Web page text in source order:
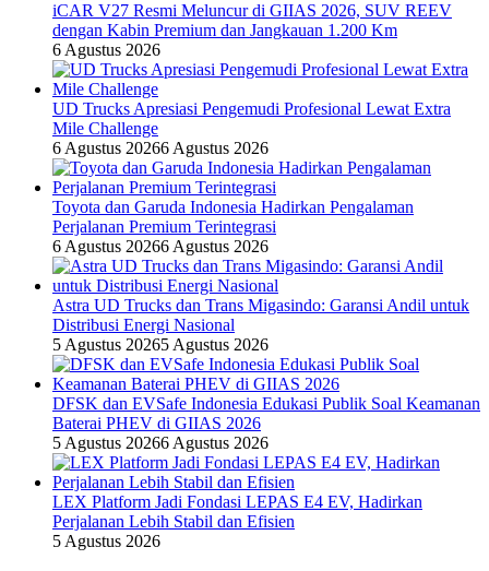
iCAR V27 Resmi Meluncur di GIIAS 2026, SUV REEV
dengan Kabin Premium dan Jangkauan 1.200 Km
6 Agustus 2026
UD Trucks Apresiasi Pengemudi Profesional Lewat Extra
Mile Challenge
6 Agustus 20266 Agustus 2026
Toyota dan Garuda Indonesia Hadirkan Pengalaman
Perjalanan Premium Terintegrasi
6 Agustus 20266 Agustus 2026
Astra UD Trucks dan Trans Migasindo: Garansi Andil untuk
Distribusi Energi Nasional
5 Agustus 20265 Agustus 2026
DFSK dan EVSafe Indonesia Edukasi Publik Soal Keamanan
Baterai PHEV di GIIAS 2026
5 Agustus 20266 Agustus 2026
LEX Platform Jadi Fondasi LEPAS E4 EV, Hadirkan
Perjalanan Lebih Stabil dan Efisien
5 Agustus 2026